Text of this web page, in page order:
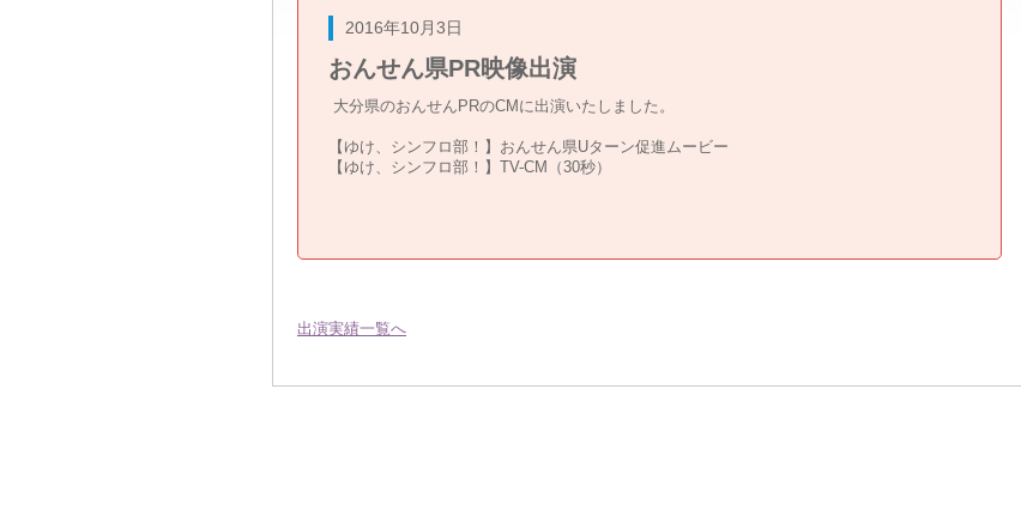
2016年10月3日
おんせん県PR映像出演
大分県のおんせんPRのCMに出演いたしました。
【ゆけ、シンフロ部！】おんせん県Uターン促進ムービー
【ゆけ、シンフロ部！】TV-CM（30秒）
出演実績一覧へ